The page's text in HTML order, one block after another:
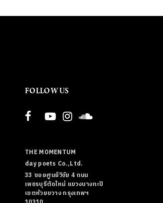
FOLLOW US
THE MOMENTUM
day poets Co.,Ltd.
33 ซอยศูนย์วิจัย 4 ถนน
เพชรบุรีตัดใหม่ แขวงบางกะปิ
เขตห้วยขวาง กรุงเทพฯ